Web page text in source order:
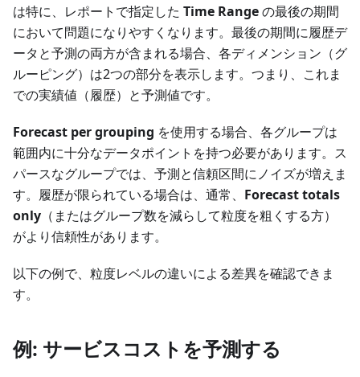
は特に、レポートで指定した Time Rangeの最後の期間
において問題になりやすくなります。最後の期間に履歴デ
ータと予測の両方が含まれる場合、各ディメンション（グ
ルーピング）は2つの部分を表示します。つまり、これま
での実績値（履歴）と予測値です。
Forecast per grouping を使用する場合、各グループは
範囲内に十分なデータポイントを持つ必要があります。ス
パースなグループでは、予測と信頼区間にノイズが増えま
す。履歴が限られている場合は、通常、 Forecast totals
only （またはグループ数を減らして粒度を粗くする方）
がより信頼性があります。
以下の例で、粒度レベルの違いによる差異を確認できま
す。
例: サービスコストを予測する